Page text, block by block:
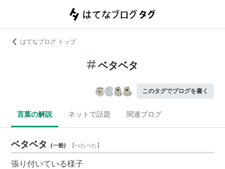
はてなブログ トップ
ベタベタ
このタグでブログを書く
言葉の解説 ネットで話題 関連ブログ
ベタベタ (一般) 【べたべた】
張り付いている様子